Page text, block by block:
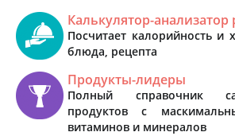
Калькулятор-анализатор
Посчитает калорийность и
блюда, рецепта
Продукты-лидеры
Полный справочник
продуктов с
витаминов и минералов